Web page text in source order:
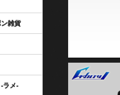
雑貨
ラメ-